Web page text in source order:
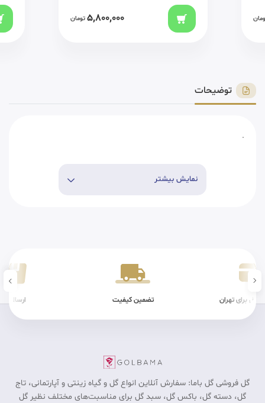
5,800,000 تومان
توضیحات
.
نمایش بیشتر
کیفیت ارسال سریع شرایط
گل فروشی گل باما: سفارش آنلاین انواع گل و گیاه زینتی و آپارتمانی، تاج
گل، دسته گل، باکس گل، سبد گل برای مناسبت‎‌های مختلف نظیر گل